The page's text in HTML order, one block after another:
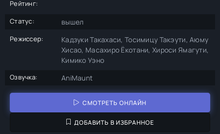
Рейтинг:
Статус:
вышел
Режиссер:
Кадзуки Такахаси, Тосимицу Такэути, Аюму
Хисао, Масахиро Ёкотани, Хироси Ямагути,
Кимико Уэно
Озвучка: AniMaunt
СМОТРЕТЬ ОНЛАЙН
ДОБАВИТЬ В ИЗБРАННОЕ